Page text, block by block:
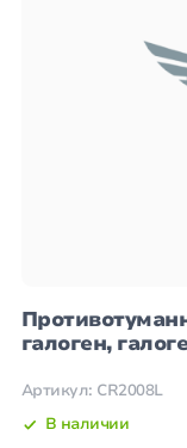
галоген,
Артикул: CR2008L
В наличии